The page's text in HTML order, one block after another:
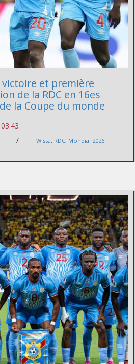
victoire et première
de la RDC en 16es
la Coupe du monde
/ Wissa, RDC, Mondial 2026